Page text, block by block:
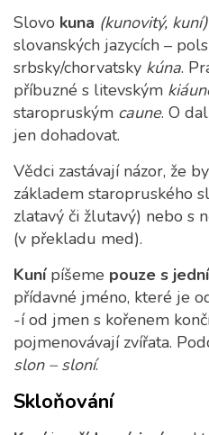
Slovo kuna (kunovitý, kuní)
slovanských jazycích –
srbsky/chorvatsky kúna.
příbuzné s litevským
staropruským caune. O
jen dohadovat.
Vědci zastávají názor, že
základem staropruského
zlatavý či žlutavý) nebo s
(v překladu med).
Kunípíšeme pouze s
přídavné jméno, které je
-í od jmen s kořenem
pojmenovávají zvířata.
slon – sloní.
Skloňování